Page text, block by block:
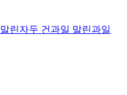
린자두 건과일 말린과일